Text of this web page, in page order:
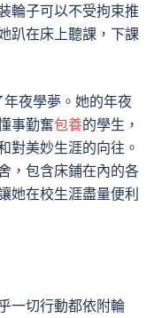
輪子可以不受拘束推
趴在床上聽課，下課
夜學夢。她的年夜
事勤奮包養的學生，
對美妙生涯的向往。
，包含床鋪在內的各
她在校生涯盡量便利
一切行動都依附輪